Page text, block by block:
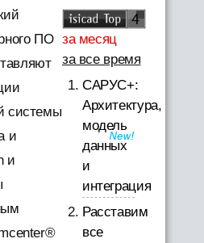
ПО
системы
и
и
за месяц
за все время
САРУС+:
Архитектура,
модель
данных
и
интеграция
Расставим
все